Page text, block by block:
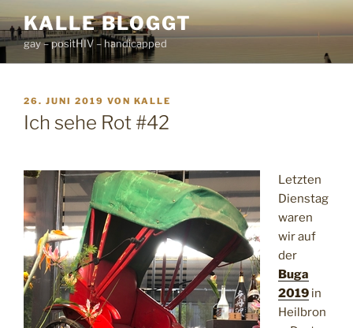
Inhalt
springen
KALLE BLOGGT
gay – positHIV – handicapped
VERÖFFENTLICHT
AM
26. JUNI 2019 VON KALLE
Ich sehe Rot #42
Letzten
Dienstag
waren
wir auf
der
Buga
2019in
Heilbron